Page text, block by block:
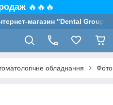
🔥🔥🔥
магазин "Dental Group"
обладнання